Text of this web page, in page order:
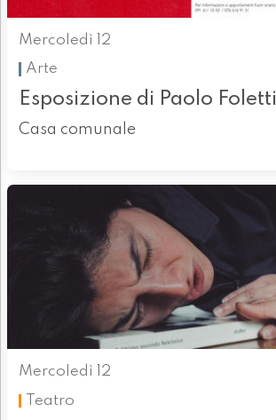
Mercoledì 12
Arte
Esposizione di Paolo Foletti
Casa comunale
Mercoledì 12
Teatro